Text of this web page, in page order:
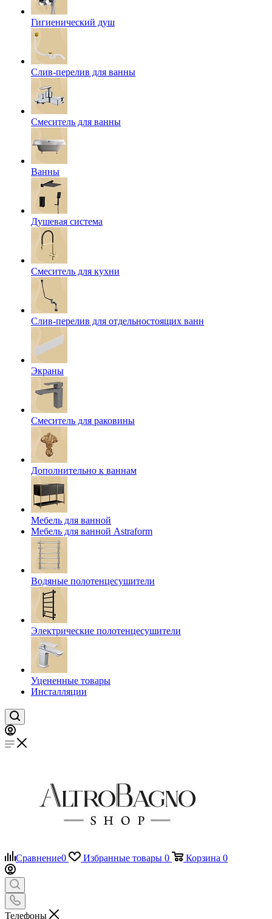
Гигиенический душ
Слив-перелив для ванны
Смеситель для ванны
Ванны
Душевая система
Смеситель для кухни
Слив-перелив для отдельностоящих ванн
Экраны
Смеситель для раковины
Дополнительно к ваннам
Мебель для ванной
Мебель для ванной Astraform
Водяные полотенцесушители
Электрические полотенцесушители
Уцененные товары
Инсталляции
Сравнение0 Избранные товары 0 Корзина 0
Телефоны